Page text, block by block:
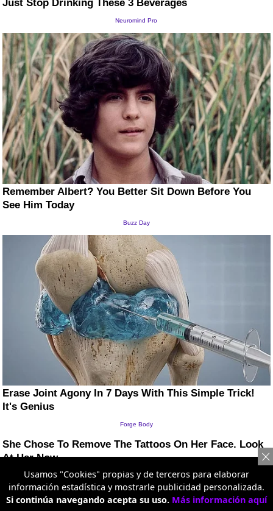
Usamos "Cookies" propias y de terceros para elaborar
información estadística y mostrarle publicidad personalizada.
Si continúa navegando acepta su uso. Más información aquí